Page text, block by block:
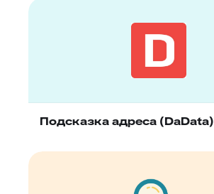
Подсказка адреса (DaData)